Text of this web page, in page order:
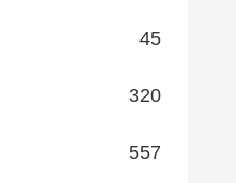
45
320
557